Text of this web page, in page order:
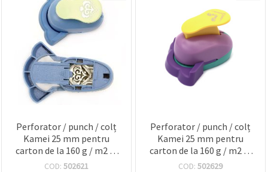
Perforator / punch / colț
Kamei 25 mm pentru
carton de la 160 g / m2 la
240 g / m2 și fântână EVA
COD: 502621
Perforator / punch / colț
Kamei 25 mm pentru
carton de la 160 g / m2 la
240 g / m2 și fântână EVA
COD: 502629